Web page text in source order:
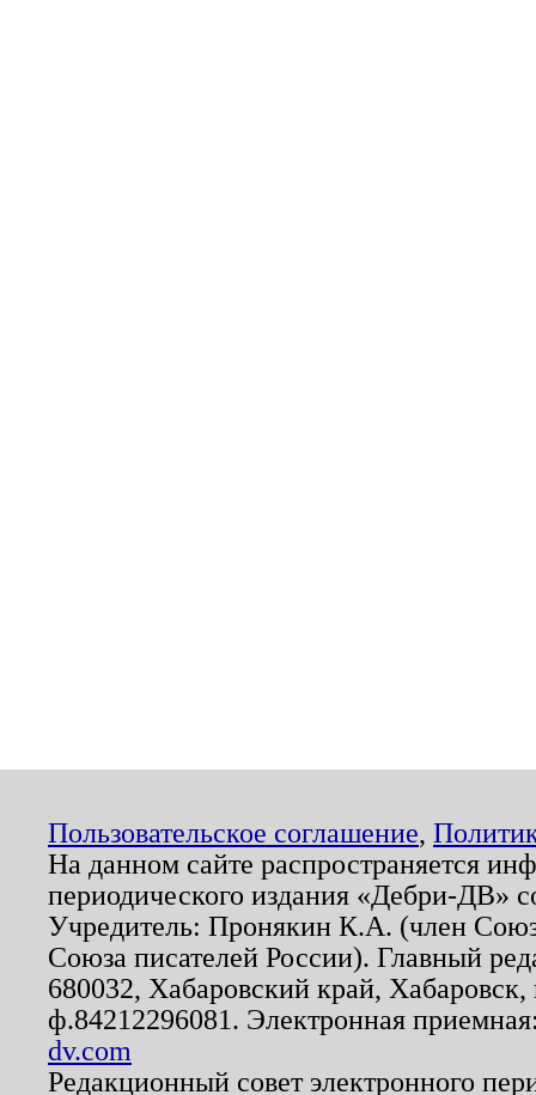
Пользовательское соглашение,
На данном сайте распространяется
периодического издания «Дебри-ДВ»
Учредитель: Пронякин К.А. (член
Союза писателей России). Главный
680032, Хабаровский край,
ф.84212296081. Электронная
dv.com
Редакционный совет электронного